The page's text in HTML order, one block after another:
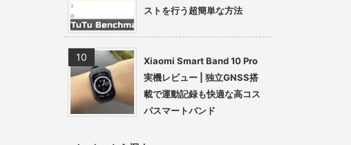
ストを行う超簡単な方法
Xiaomi Smart Band 10 Pro
実機レビュー | 独立GNSS搭
載で運動記録も快適な高コス
パスマートバンド